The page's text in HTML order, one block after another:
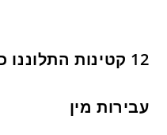
12 קטינות
עבירות מין